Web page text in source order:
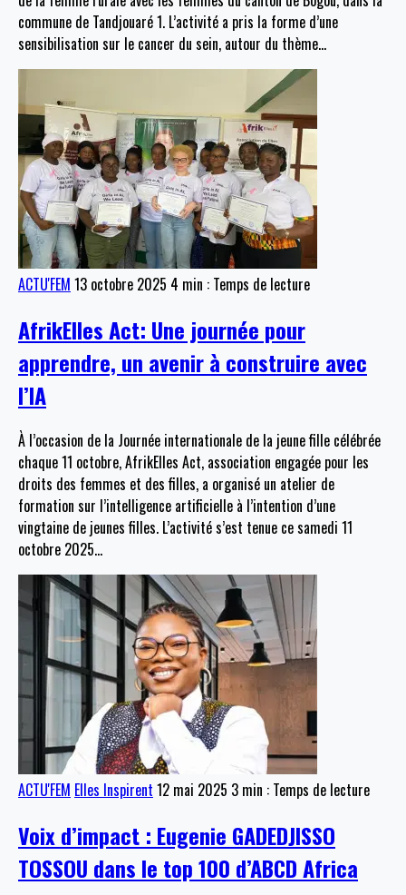
commune de Tandjouaré 1. L’activité a pris la forme d’une
sensibilisation sur le cancer du sein, autour du thème…
ACTU'FEM 13 octobre 2025 4 min : Temps de lecture
AfrikElles Act: Une journée pour
apprendre, un avenir à construire avec
l’IA
À l’occasion de la Journée internationale de la jeune fille célébrée
chaque 11 octobre, AfrikElles Act, association engagée pour les
droits des femmes et des filles, a organisé un atelier de
formation sur l’intelligence artificielle à l’intention d’une
vingtaine de jeunes filles. L’activité s’est tenue ce samedi 11
octobre 2025…
ACTU'FEM Elles Inspirent 12 mai 2025 3 min : Temps de lecture
Voix d’impact : Eugenie GADEDJISSO
TOSSOU dans le top 100 d’ABCD Africa